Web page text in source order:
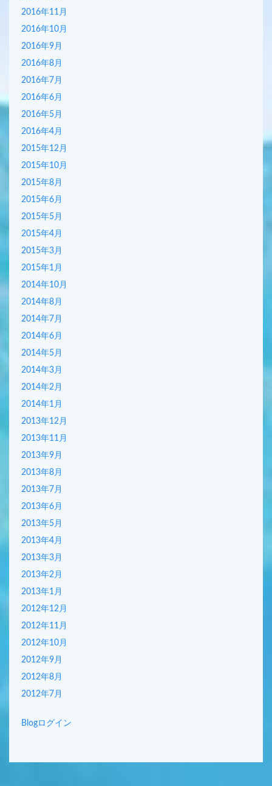
2016年11月
2016年10月
2016年9月
2016年8月
2016年7月
2016年6月
2016年5月
2016年4月
2015年12月
2015年10月
2015年8月
2015年6月
2015年5月
2015年4月
2015年3月
2015年1月
2014年10月
2014年8月
2014年7月
2014年6月
2014年5月
2014年3月
2014年2月
2014年1月
2013年12月
2013年11月
2013年9月
2013年8月
2013年7月
2013年6月
2013年5月
2013年4月
2013年3月
2013年2月
2013年1月
2012年12月
2012年11月
2012年10月
2012年9月
2012年8月
2012年7月
Blogログイン